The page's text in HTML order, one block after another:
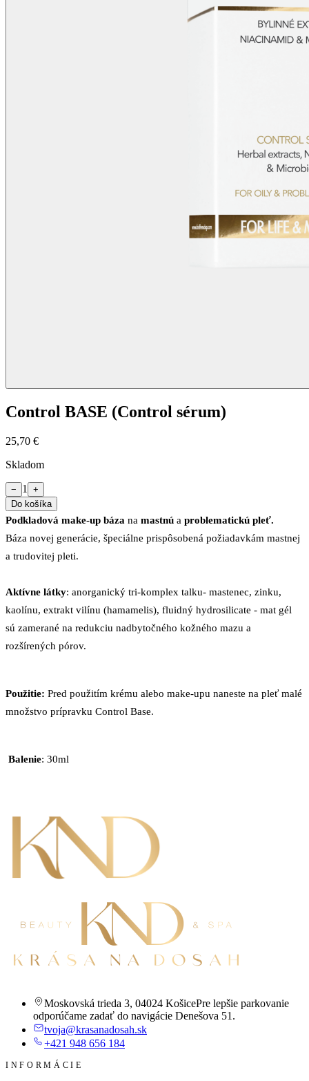
Control BASE (Control sérum)
25,70 €
Skladom
− 1
+
Do košíka
Podkladová make-up báza na mastnú a problematickú pleť.
Báza novej generácie, špeciálne prispôsobená požiadavkám mastnej
a trudovitej pleti.
Aktívne látky: anorganický tri-komplex talku- mastenec, zinku,
kaolínu, extrakt vilínu (hamamelis), fluidný hydrosilicate - mat gél
sú zamerané na redukciu nadbytočného kožného mazu a
rozšírených pórov.
Použitie: Pred použitím krému alebo make-upu naneste na pleť malé
množstvo prípravku Control Base.
Balenie: 30ml
Moskovská trieda 3, 04024 KošicePre lepšie parkovanie
odporúčame zadať do navigácie Denešova 51.
tvoja@krasanadosah.sk
+421 948 656 184
INFORMÁCIE